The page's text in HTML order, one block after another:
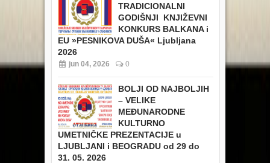
TRADICIONALNI
GODIŠNJI KNJIŽEVNI
KONKURS BALKANA i
EU »PESNIKOVA DUŠA« Ljubljana
2026
jun 04, 2026 0
BOLJI OD NAJBOLJIH
– VELIKE
MEĐUNARODNE
KULTURNO
UMETNIČKE PREZENTACIJE u
LJUBLJANI i BEOGRADU od 29 do
31. 05. 2026